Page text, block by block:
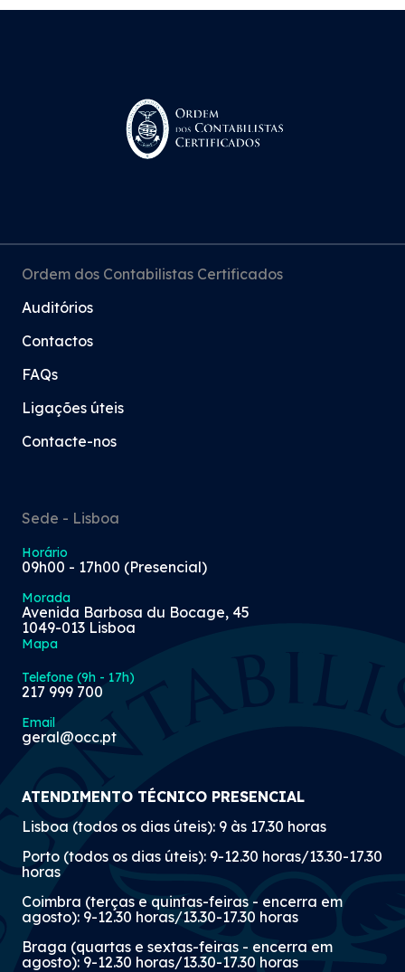
Ordem dos Contabilistas Certificados
Auditórios
Contactos
FAQs
Ligações úteis
Contacte-nos
Sede - Lisboa
Horário
09h00 - 17h00 (Presencial)
Morada
Avenida Barbosa du Bocage, 45
1049-013 Lisboa
Mapa
Telefone (9h - 17h)
217 999 700
Email
geral@occ.pt
ATENDIMENTO TÉCNICO PRESENCIAL
Lisboa (todos os dias úteis): 9 às 17.30 horas
Porto (todos os dias úteis): 9-12.30 horas/13.30-17.30
horas
Coimbra (terças e quintas-feiras - encerra em
agosto): 9-12.30 horas/13.30-17.30 horas
Braga (quartas e sextas-feiras - encerra em
agosto): 9-12.30 horas/13.30-17.30 horas